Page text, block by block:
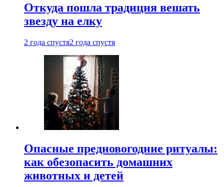
Откуда пошла традиция вешать
звезду на елку
2 года спустя2 года спустя
Опасные предновогодние ритуалы:
как обезопасить домашних
животных и детей